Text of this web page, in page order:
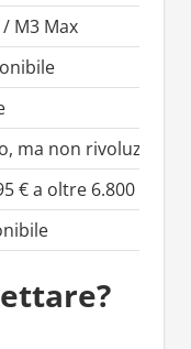
M3 Max
ma non
€ a oltre 6.800 €